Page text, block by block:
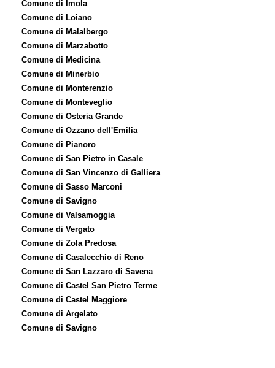
Comune di Imola
Comune di Loiano
Comune di Malalbergo
Comune di Marzabotto
Comune di Medicina
Comune di Minerbio
Comune di Monterenzio
Comune di Monteveglio
Comune di Osteria Grande
Comune di Ozzano dell'Emilia
Comune di Pianoro
Comune di San Pietro in Casale
Comune di San Vincenzo di Galliera
Comune di Sasso Marconi
Comune di Savigno
Comune di Valsamoggia
Comune di Vergato
Comune di Zola Predosa
Comune di Casalecchio di Reno
Comune di San Lazzaro di Savena
Comune di Castel San Pietro Terme
Comune di Castel Maggiore
Comune di Argelato
Comune di Savigno